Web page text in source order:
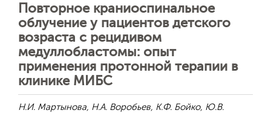
Повторное краниоспинальное
облучение у пациентов детского
возраста с рецидивом
медуллобластомы: опыт
применения протонной терапии в
клинике МИБС
Н.И. Мартынова, Н.А. Воробьев, К.Ф. Бойко, Ю.В.